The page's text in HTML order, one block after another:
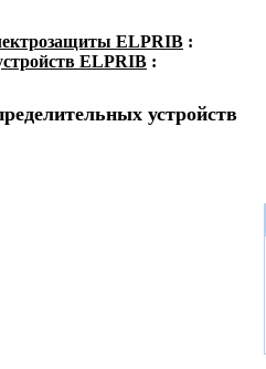
ELPRIB :
ELPRIB :
устройств